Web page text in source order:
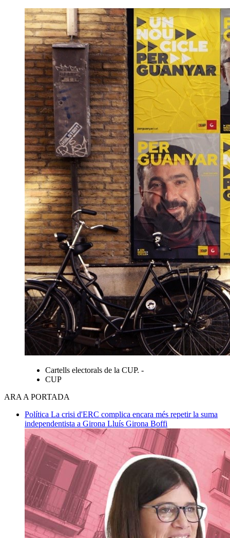
Cartells electorals de la CUP. -
CUP
ARA A PORTADA
Política La crisi d'ERC complica encara més repetir la suma
independentista a Girona Lluís Girona Boffi